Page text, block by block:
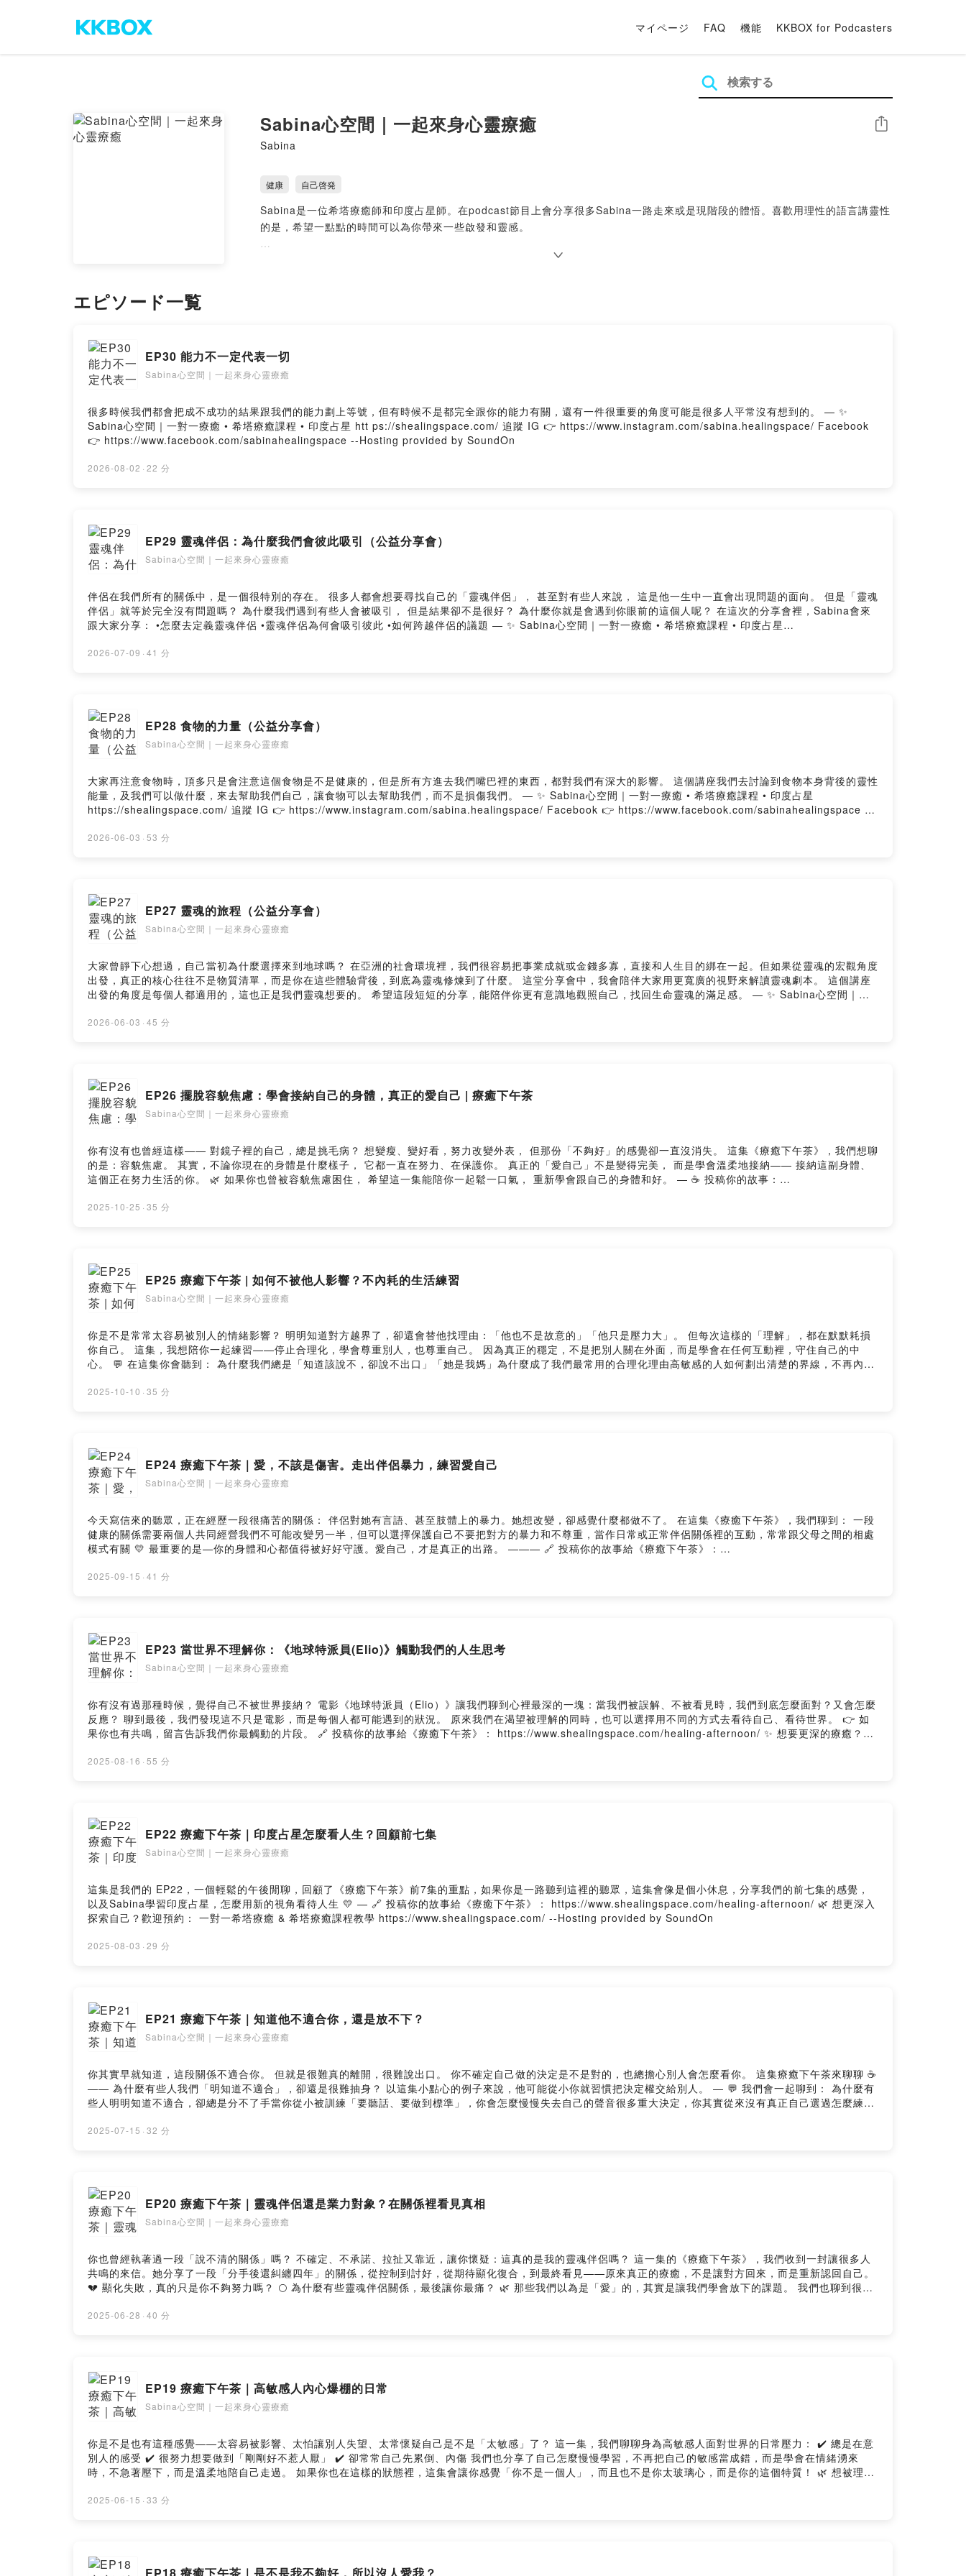
マイページ FAQ 機能 KKBOX for Podcasters
Sabina心空間｜一起來身心靈療癒
Sabina
シェア
健康 自己啓発
Sabina是一位希塔療癒師和印度占星師。在podcast節目上會分享很多Sabina一路走來或是現階段的體悟。喜歡用理性的語言講靈性
的是，希望一點點的時間可以為你帶來一些啟發和靈感。
Hosting provided by SoundOn
エピソード一覧
EP30 能力不一定代表一切
Sabina心空間｜一起來身心靈療癒
很多時候我們都會把成不成功的結果跟我們的能力劃上等號，但有時候不是都完全跟你的能力有關，還有一件很重要的角度可能是很多人平常沒有想到的。 — ✨
Sabina心空間｜一對一療癒 • 希塔療癒課程 • 印度占星 htt ps://shealingspace.com/ 追蹤 IG 👉 https://www.instagram.com/sabina.healingspace/ Facebook
👉 https://www.facebook.com/sabinahealingspace --Hosting provided by SoundOn
2026-08-02 · 22 分
EP29 靈魂伴侶：為什麼我們會彼此吸引（公益分享會）
Sabina心空間｜一起來身心靈療癒
伴侶在我們所有的關係中，是一個很特別的存在。 很多人都會想要尋找自己的「靈魂伴侶」， 甚至對有些人來說， 這是他一生中一直會出現問題的面向。 但是「靈魂
伴侶」就等於完全沒有問題嗎？ 為什麼我們遇到有些人會被吸引， 但是結果卻不是很好？ 為什麼你就是會遇到你眼前的這個人呢？ 在這次的分享會裡，Sabina會來
跟大家分享： •怎麼去定義靈魂伴侶 •靈魂伴侶為何會吸引彼此 •如何跨越伴侶的議題 — ✨ Sabina心空間｜一對一療癒 • 希塔療癒課程 • 印度占星
Hosting provided by SoundOn
2026-07-09 · 41 分
EP28 食物的力量（公益分享會）
Sabina心空間｜一起來身心靈療癒
大家再注意食物時，頂多只是會注意這個食物是不是健康的，但是所有方進去我們嘴巴裡的東西，都對我們有深大的影響。 這個講座我們去討論到食物本身背後的靈性
能量，及我們可以做什麼，來去幫助我們自己，讓食物可以去幫助我們，而不是損傷我們。 — ✨ Sabina心空間｜一對一療癒 • 希塔療癒課程 • 印度占星
https://shealingspace.com/ 追蹤 IG 👉 https://www.instagram.com/sabina.healingspace/ Facebook 👉 https://www.facebook.com/sabinahealingspace --
2026-06-03 · 53 分
EP27 靈魂的旅程（公益分享會）
Sabina心空間｜一起來身心靈療癒
大家曾靜下心想過，自己當初為什麼選擇來到地球嗎？ 在亞洲的社會環境裡，我們很容易把事業成就或金錢多寡，直接和人生目的綁在一起。但如果從靈魂的宏觀角度
出發，真正的核心往往不是物質清單，而是你在這些體驗背後，到底為靈魂修煉到了什麼。 這堂分享會中，我會陪伴大家用更寬廣的視野來解讀靈魂劇本。 這個講座
出發的角度是每個人都適用的，這也正是我們靈魂想要的。 希望這段短短的分享，能陪伴你更有意識地觀照自己，找回生命靈魂的滿足感。 — ✨ Sabina心空間｜一
https://www.facebook.com/sabinahealingspace --Hosting provided by SoundOn
2026-06-03 · 45 分
EP26 擺脫容貌焦慮：學會接納自己的身體，真正的愛自己 | 療癒下午茶
Sabina心空間｜一起來身心靈療癒
你有沒有也曾經這樣—— 對鏡子裡的自己，總是挑毛病？ 想變瘦、變好看，努力改變外表， 但那份「不夠好」的感覺卻一直沒消失。 這集《療癒下午茶》，我們想聊
的是：容貌焦慮。 其實，不論你現在的身體是什麼樣子， 它都一直在努力、在保護你。 真正的「愛自己」不是變得完美， 而是學會溫柔地接納—— 接納這副身體、
這個正在努力生活的你。 🌿 如果你也曾被容貌焦慮困住， 希望這一集能陪你一起鬆一口氣， 重新學會跟自己的身體和好。 — ☕ 投稿你的故事：
https://www.instagram.com/sabina.healingspace/ Facebook 👉 https://www.facebook.com/sabinahealingspace --Hosting provided by SoundOn
2025-10-25 · 35 分
EP25 療癒下午茶 | 如何不被他人影響？不內耗的生活練習
Sabina心空間｜一起來身心靈療癒
你是不是常常太容易被別人的情緒影響？ 明明知道對方越界了，卻還會替他找理由：「他也不是故意的」「他只是壓力大」。 但每次這樣的「理解」，都在默默耗損
你自己。 這集，我想陪你一起練習——停止合理化，學會尊重別人，也尊重自己。 因為真正的穩定，不是把別人關在外面，而是學會在任何互動裡，守住自己的中
心。 💬 在這集你會聽到： 為什麼我們總是「知道該說不，卻說不出口」「她是我媽」為什麼成了我們最常用的合理化理由高敏感的人如何劃出清楚的界線，不再內耗
情緒的主導權。 — 🔗 投稿你的故事給《療癒下午茶》： https://www.shealingspace.com/healing-afternoon/ — ✨ Sabina心空間｜一對一療癒 • 希塔療癒課程 •
2025-10-10 · 35 分
EP24 療癒下午茶｜愛，不該是傷害。走出伴侶暴力，練習愛自己
Sabina心空間｜一起來身心靈療癒
今天寫信來的聽眾，正在經歷一段很痛苦的關係： 伴侶對她有言語、甚至肢體上的暴力。她想改變，卻感覺什麼都做不了。 在這集《療癒下午茶》，我們聊到： 一段
健康的關係需要兩個人共同經營我們不可能改變另一半，但可以選擇保護自己不要把對方的暴力和不尊重，當作日常或正常伴侶關係裡的互動，常常跟父母之間的相處
模式有關 💛 最重要的是—你的身體和心都值得被好好守護。愛自己，才是真正的出路。 ——— 🔗 投稿你的故事給《療癒下午茶》：
provided by SoundOn
2025-09-15 · 41 分
EP23 當世界不理解你：《地球特派員(Elio)》觸動我們的人生思考
Sabina心空間｜一起來身心靈療癒
你有沒有過那種時候，覺得自己不被世界接納？ 電影《地球特派員（Elio）》讓我們聊到心裡最深的一塊：當我們被誤解、不被看見時，我們到底怎麼面對？又會怎麼
反應？ 聊到最後，我們發現這不只是電影，而是每個人都可能遇到的狀況。 原來我們在渴望被理解的同時，也可以選擇用不同的方式去看待自己、看待世界。 👉 如
果你也有共鳴，留言告訴我們你最觸動的片段。 🔗 投稿你的故事給《療癒下午茶》： https://www.shealingspace.com/healing-afternoon/ ✨ 想要更深的療癒？
2025-08-16 · 55 分
EP22 療癒下午茶｜印度占星怎麼看人生？回顧前七集
Sabina心空間｜一起來身心靈療癒
這集是我們的 EP22，一個輕鬆的午後閒聊，回顧了《療癒下午茶》前7集的重點，如果你是一路聽到這裡的聽眾，這集會像是個小休息，分享我們的前七集的感覺，
以及Sabina學習印度占星，怎麼用新的視角看待人生 💛 — 🔗 投稿你的故事給《療癒下午茶》： https://www.shealingspace.com/healing-afternoon/ 🌿 想更深入
探索自己？歡迎預約： 一對一希塔療癒 & 希塔療癒課程教學 https://www.shealingspace.com/ --Hosting provided by SoundOn
2025-08-03 · 29 分
EP21 療癒下午茶｜知道他不適合你，還是放不下？
Sabina心空間｜一起來身心靈療癒
你其實早就知道，這段關係不適合你。 但就是很難真的離開，很難說出口。 你不確定自己做的決定是不是對的，也總擔心別人會怎麼看你。 這集療癒下午茶來聊聊 ☕
—— 為什麼有些人我們「明知道不適合」，卻還是很難抽身？ 以這集小點心的例子來說，他可能從小你就習慣把決定權交給別人。 — 💬 我們會一起聊到： 為什麼有
些人明明知道不適合，卻總是分不了手當你從小被訓練「要聽話、要做到標準」，你會怎麼慢慢失去自己的聲音很多重大決定，你其實從來沒有真正自己選過怎麼練習
的狀況都是非常的獨特，請理性判斷今天的內容是否適合你。如果需要個別的療癒，歡迎來找Sabina做一對一療癒。 💌 如果你也有想說的故事、想得到一些陪伴或指
2025-07-15 · 32 分
EP20 療癒下午茶｜靈魂伴侶還是業力對象？在關係裡看見真相
Sabina心空間｜一起來身心靈療癒
你也曾經執著過一段「說不清的關係」嗎？ 不確定、不承諾、拉扯又靠近，讓你懷疑：這真的是我的靈魂伴侶嗎？ 這一集的《療癒下午茶》，我們收到一封讓很多人
共鳴的來信。她分享了一段「分手後還糾纏四年」的關係，從控制到討好，從期待顯化復合，到最終看見——原來真正的療癒，不是讓對方回來，而是重新認回自己。
💔 顯化失敗，真的只是你不夠努力嗎？ 🌕 為什麼有些靈魂伴侶關係，最後讓你最痛？ 🌿 那些我們以為是「愛」的，其實是讓我們學會放下的課題。 我們也聊到很多
是非常的獨特，請理性判斷今天的內容是否適合你。如果需要個別的療癒，歡迎來找Sabina做一對一療癒。 💌 如果你也有想說的故事、想得到一些陪伴或指引， 歡迎
2025-06-28 · 40 分
EP19 療癒下午茶｜高敏感人內心爆棚的日常
Sabina心空間｜一起來身心靈療癒
你是不是也有這種感覺——太容易被影響、太怕讓別人失望、太常懷疑自己是不是「太敏感」了？ 這一集，我們聊聊身為高敏感人面對世界的日常壓力： ✔️ 總是在意
別人的感受 ✔️ 很努力想要做到「剛剛好不惹人厭」 ✔️ 卻常常自己先累倒、內傷 我們也分享了自己怎麼慢慢學習，不再把自己的敏感當成錯，而是學會在情緒湧來
時，不急著壓下，而是溫柔地陪自己走過。 如果你也在這樣的狀態裡，這集會讓你感覺「你不是一個人」，而且也不是你太玻璃心，而是你的這個特質！ 🌿 想被理解
—— 💌 如果你也有想說的故事、想得到一些陪伴或指引， 歡迎寫信來投稿給我們，我們會不定期選出來信分享與回應 👉 📮 投稿連結：
2025-06-15 · 33 分